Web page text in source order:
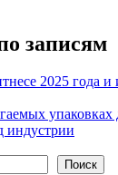
записям
2025 года и
упаковках
индустрии
Поиск